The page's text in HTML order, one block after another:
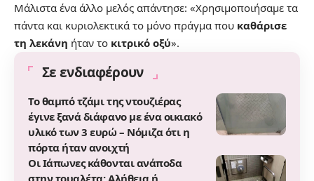
Μάλιστα ένα άλλο μελός απάντησε: «Χρησιμοποιήσαμε τα
πάντα και κυριολεκτικά το μόνο πράγμα που καθάρισε
τη λεκάνη ήταν το κιτρικό οξύ».
Σε ενδιαφέρουν
Το θαμπό τζάμι της ντουζιέρας
έγινε ξανά διάφανο με ένα οικιακό
υλικό των 3 ευρώ – Νόμιζα ότι η
πόρτα ήταν ανοιχτή
Οι Ιάπωνες κάθονται ανάποδα